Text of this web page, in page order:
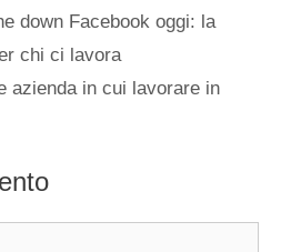
down Facebook oggi: la
chi ci lavora
azienda in cui lavorare in